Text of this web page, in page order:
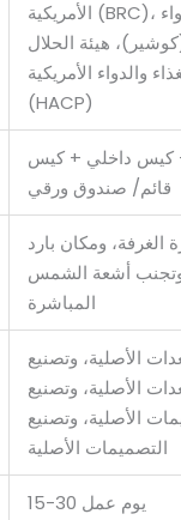
الأمريكية (BRC)، هيئة الغذاء والدواء
هيئة الحلال
والدواء الأمريكية
(HACP)
+ كيس داخلي + كيس
قائم/ صندوق ورقي
الغرفة، ومكان بارد
أشعة الشمس
المباشرة
الأصلية، وتصنيع
الأصلية، وتصنيع
الأصلية، وتصنيع
التصميمات الأصلية
15-30 يوم عمل